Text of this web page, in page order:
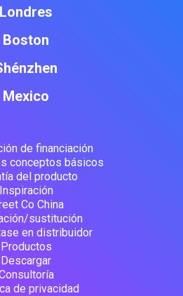
Londres
Boston
Mexico
de financiación
conceptos básicos
del producto
Inspiración
Co China
sustitución
en distribuidor
Productos
Descargar
de privacidad